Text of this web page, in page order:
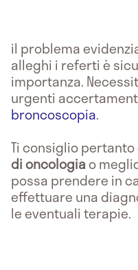
il problema
alleghi i referti è
importanza.
urgenti
broncoscopia.
Ti consiglio
di oncologiao
possa prendere in
effettuare una
le eventuali terapie.